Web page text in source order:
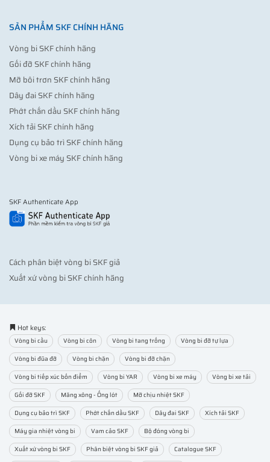
SẢN PHẨM SKF CHÍNH HÃNG
Vòng bi SKF chính hãng
Gối đỡ SKF chính hãng
Mỡ bôi trơn SKF chính hãng
Dây đai SKF chính hãng
Phớt chắn dầu SKF chính hãng
Xích tải SKF chính hãng
Dụng cụ bảo trì SKF chính hãng
Vòng bi xe máy SKF chính hãng
SKF Authenticate App
Cách phân biệt vòng bi SKF giả
Xuất xứ vòng bi SKF chính hãng
Hot keys:
Vòng bi cầu Vòng bi côn Vòng bi tang trống
Vòng bi đỡ tự lựa
Vòng bi đũa đỡ
Vòng bi chặn
Vòng bi đỡ chặn
Vòng bi tiếp xúc bốn điểm
Vòng bi YAR Vòng bi xe máy
Vòng bi xe tải
Gối đỡ SKF
Măng xông - Ống lót
Mỡ chịu nhiệt SKF
Dụng cụ bảo trì SKF
Phớt chắn dầu SKF Dây đai SKF
Xích tải SKF
Máy gia nhiệt vòng bi
Vam cảo SKF
Bộ đóng vòng bi
Xuất xứ vòng bi SKF
Phân biệt vòng bi SKF giả Catalogue SKF